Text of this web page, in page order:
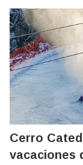
Cerro
vacaciones